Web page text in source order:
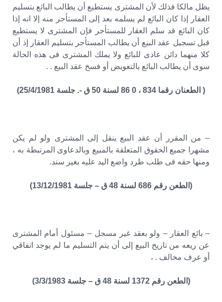
يظل مالكا فذلك لأن المشترى يستطيع أن يطالب البائع بتسليم
العقار إذا كان البائع لم يسلمه بعد إلى المستأجر منه إلا انه إذا
كان البائع قد سلم العقار للمستأجر فإن المشترى لا يستطيع
قبل تسجيل عقد البيع أن يطالب المستأجر بتسليم العقار إذ أن
كلا منهما دائن عادى للبائع ولا يملك المشترى فى هذه الحالة
سوى أن يطالب البائع بالتعويض أو فسخ عقد البيع . .
( الطعنان رقما 834 ، 0 86 لسنة 50 ق -. جلسة 25/4/1981)
– من المقرر أن عقد البيع ينقل إلى المشترى ولو لم يكن
مشهرا جميع الحقوق المتعلقة بالمبيع وبالدعاوى المرتبطة به ،
ومنها حقه فى طلب طرد واضع اليد عليه بغير سند.
(الطعن رقم 686 لسنة 48 ق – جلسة 13/12/1981)
– بائع العقار – ولو بعقد غير مسجل – مسئول أمام المشترى
عن ريعه من تاريخ البيع إلى أن يتم التسليم ما لم يوجد اتفاقي
أو عرف مخالف . ،
(الطعن رقم 1372 لسنة 48 ق – جلسة 3/3/1983)